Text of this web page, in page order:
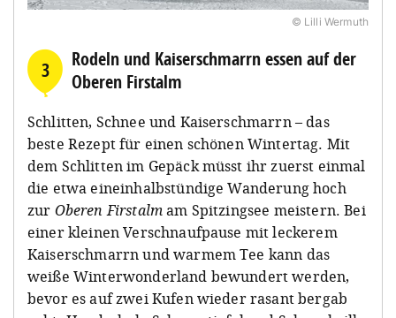
© Lilli Wermuth
3
Rodeln und Kaiserschmarrn essen auf der
Oberen Firstalm
Schlitten, Schnee und Kaiserschmarrn – das
beste Rezept für einen schönen Wintertag. Mit
dem Schlitten im Gepäck müsst ihr zuerst einmal
die etwa eineinhalbstündige Wanderung hoch
zur Oberen Firstalmam Spitzingsee meistern. Bei
einer kleinen Verschnaufpause mit leckerem
Kaiserschmarrn und warmem Tee kann das
weiße Winterwonderland bewundert werden,
bevor es auf zwei Kufen wieder rasant bergab